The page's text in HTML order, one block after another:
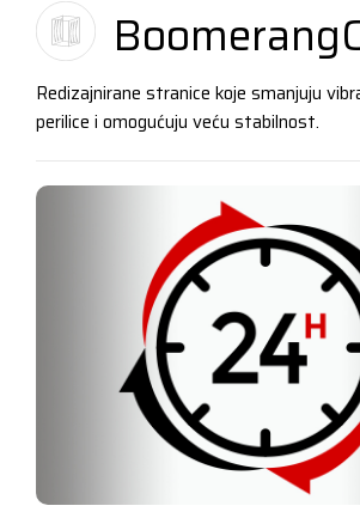
Redizajnirane stranice koje smanjuju
perilice i omogućuju veću stabilnost.